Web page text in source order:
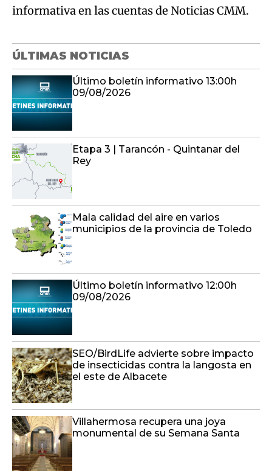
informativa en las cuentas de Noticias CMM.
ÚLTIMAS NOTICIAS
Último boletín informativo 13:00h
09/08/2026
Etapa 3 | Tarancón - Quintanar del
Rey
Mala calidad del aire en varios
municipios de la provincia de Toledo
Último boletín informativo 12:00h
09/08/2026
SEO/BirdLife advierte sobre impacto
de insecticidas contra la langosta en
el este de Albacete
Villahermosa recupera una joya
monumental de su Semana Santa